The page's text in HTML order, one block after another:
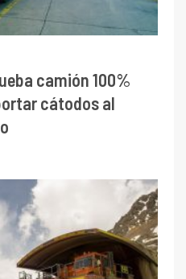
camión 100%
cátodos al